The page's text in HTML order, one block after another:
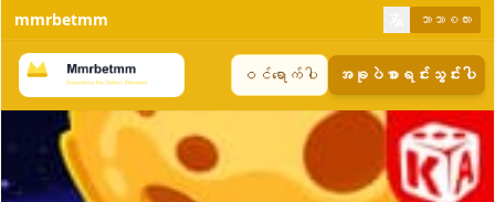
mmrbetmm ဘာသာစကား
ဝင်ရောက်ပါ အခုပဲစာရင်းသွင်းပါ